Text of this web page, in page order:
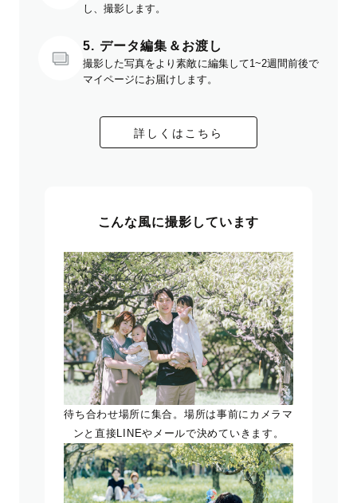
し、撮影します。
5. データ編集＆お渡し
撮影した写真をより素敵に編集して1~2週間前後で
マイページにお届けします。
詳しくはこちら
こんな風に撮影しています
待ち合わせ場所に集合。場所は事前にカメラマ
ンと直接LINEやメールで決めていきます。